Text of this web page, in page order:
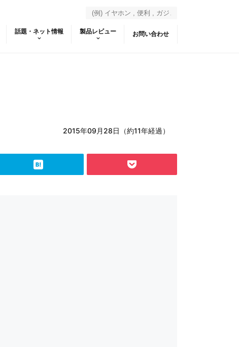
話題・ネット情報 製品レビュー お問い合わせ
2015年09月28日（約11年経過）